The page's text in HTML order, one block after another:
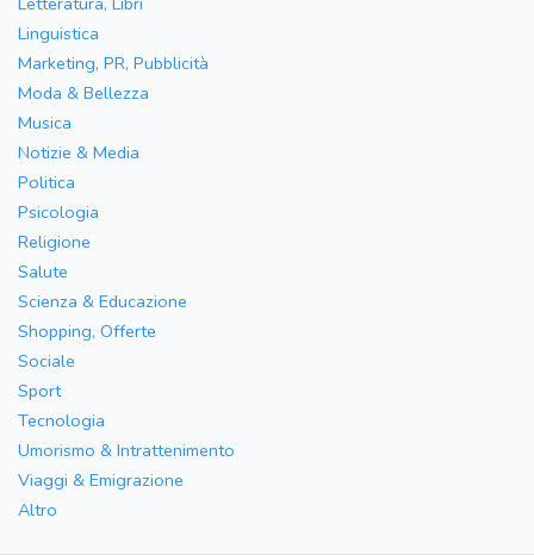
Linguistica
Marketing, PR, Pubblicità
Moda & Bellezza
Musica
Notizie & Media
Politica
Psicologia
Religione
Salute
Scienza & Educazione
Shopping, Offerte
Sociale
Sport
Tecnologia
Umorismo & Intrattenimento
Viaggi & Emigrazione
Altro